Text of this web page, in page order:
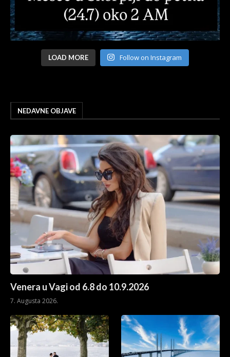
LOAD MORE Follow on Instagram
NEDAVNE OBJAVE
Venera u Vagi od 6.8 do 10.9.2026
7. Augusta 2026.